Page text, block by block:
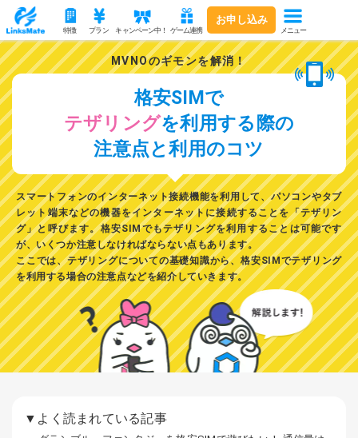
特徴 プラン キャンペーン中！ ゲーム連携
お申し込み
メニュー
MVNOのギモンを解消！
格安SIMで
テザリングを利用する際の
注意点と利用のコツ
スマートフォンのインターネット接続機能を利用して、パソコンやタブ
レット端末などの機器をインターネットに接続することを「テザリン
グ」と呼びます。格安SIMでもテザリングを利用することは可能です
が、いくつか注意しなければならない点もあります。
ここでは、テザリングについての基礎知識から、格安SIMでテザリング
を利用する場合の注意点などを紹介していきます。
▼よく読まれている記事